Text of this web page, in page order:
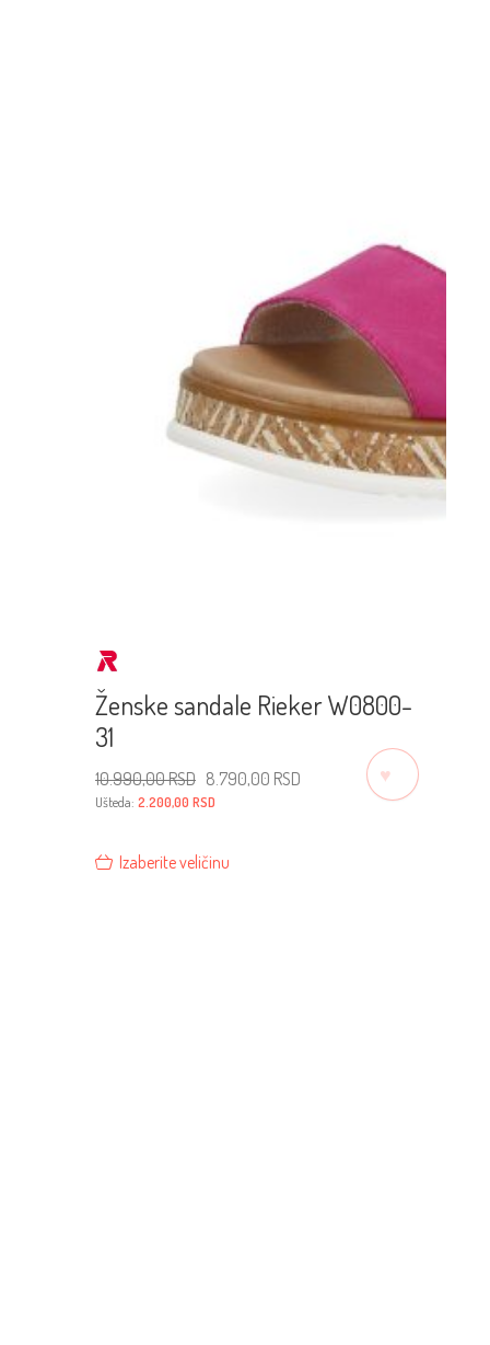
Ženske sandale Rieker W0800-
31
10.990,00RSD Originalna
cena
je
bila:
10.990,00 RSD.
8.790,00 RSD
8.790,00 RSD.
Ušteda: 2.200,00 RSD
Izaberite veličinu